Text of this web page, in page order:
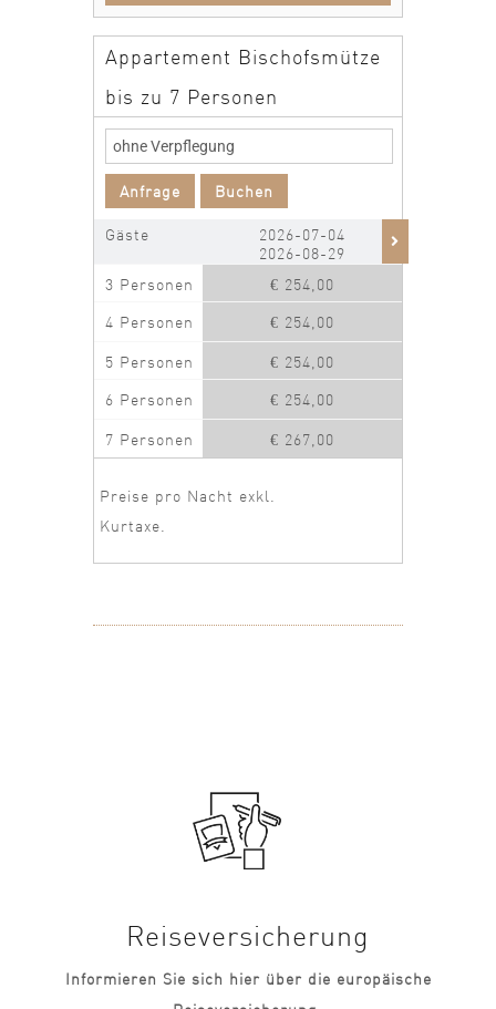
Appartement Bischofsmütze
bis zu 7 Personen
Anfrage Buchen
Gäste
3 Personen
4 Personen
5 Personen
6 Personen
7 Personen
2026-07-04
2026-08-29
€ 254,00
€ 254,00
€ 254,00
€ 254,00
€ 267,00
Preise pro Nacht exkl.
Kurtaxe.
Reiseversicherung
Informieren Sie sich hier über die europäische